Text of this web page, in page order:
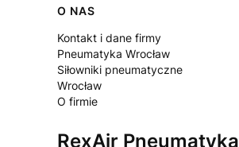
Linki w stopce
O NAS
Kontakt i dane firmy
Pneumatyka Wrocław
Siłowniki pneumatyczne
Wrocław
O firmie
RexAir Pneumatyka